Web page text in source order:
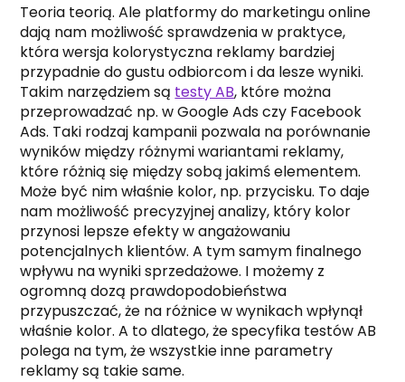
Teoria teorią. Ale platformy do marketingu online
dają nam możliwość sprawdzenia w praktyce,
która wersja kolorystyczna reklamy bardziej
przypadnie do gustu odbiorcom i da lesze wyniki.
Takim narzędziem są testy AB, które można
przeprowadzać np. w Google Ads czy Facebook
Ads. Taki rodzaj kampanii pozwala na porównanie
wyników między różnymi wariantami reklamy,
które różnią się między sobą jakimś elementem.
Może być nim właśnie kolor, np. przycisku. To daje
nam możliwość precyzyjnej analizy, który kolor
przynosi lepsze efekty w angażowaniu
potencjalnych klientów. A tym samym finalnego
wpływu na wyniki sprzedażowe. I możemy z
ogromną dozą prawdopodobieństwa
przypuszczać, że na różnice w wynikach wpłynął
właśnie kolor. A to dlatego, że specyfika testów AB
polega na tym, że wszystkie inne parametry
reklamy są takie same.